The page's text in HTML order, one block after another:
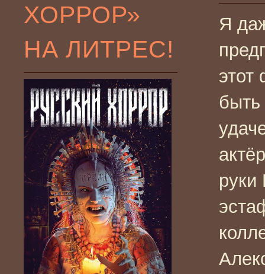
ХОРРОР»
НА ЛИТРЕС!
Я
быть
руки